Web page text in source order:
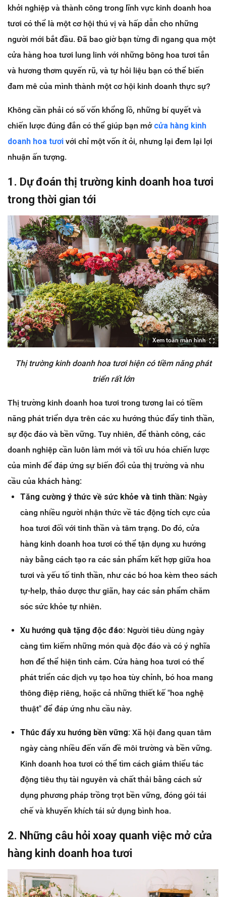
khởi nghiệp và thành công trong lĩnh vực kinh doanh hoa
tươi có thể là một cơ hội thú vị và hấp dẫn cho những
người mới bắt đầu. Đã bao giờ bạn từng đi ngang qua một
cửa hàng hoa tươi lung linh với những bông hoa tươi tắn
và hương thơm quyến rũ, và tự hỏi liệu bạn có thể biến
đam mê của mình thành một cơ hội kinh doanh thực sự?
Không cần phải có số vốn khổng lồ, những bí quyết và
chiến lược đúng đắn có thể giúp bạn mở cửa hàng kinh
doanh hoa tươi với chỉ một vốn ít ỏi, nhưng lại đem lại lợi
nhuận ấn tượng.
1. Dự đoán thị trường kinh doanh hoa tươi
trong thời gian tới
Xem toàn màn hình
Thị trường kinh doanh hoa tươi hiện có tiềm năng phát
triển rất lớn
Thị trường kinh doanh hoa tươi trong tương lai có tiềm
năng phát triển dựa trên các xu hướng thúc đẩy tinh thần,
sự độc đáo và bền vững. Tuy nhiên, để thành công, các
doanh nghiệp cần luôn làm mới và tối ưu hóa chiến lược
của mình để đáp ứng sự biến đổi của thị trường và nhu
cầu của khách hàng:
Tăng cường ý thức về sức khỏe và tinh thần: Ngày
càng nhiều người nhận thức về tác động tích cực của
hoa tươi đối với tinh thần và tâm trạng. Do đó, cửa
hàng kinh doanh hoa tươi có thể tận dụng xu hướng
này bằng cách tạo ra các sản phẩm kết hợp giữa hoa
tươi và yếu tố tinh thần, như các bó hoa kèm theo sách
tự-help, thảo dược thư giãn, hay các sản phẩm chăm
sóc sức khỏe tự nhiên.
Xu hướng quà tặng độc đáo: Người tiêu dùng ngày
càng tìm kiếm những món quà độc đáo và có ý nghĩa
hơn để thể hiện tình cảm. Cửa hàng hoa tươi có thể
phát triển các dịch vụ tạo hoa tùy chỉnh, bó hoa mang
thông điệp riêng, hoặc cả những thiết kế "hoa nghệ
thuật" để đáp ứng nhu cầu này.
Thúc đẩy xu hướng bền vững: Xã hội đang quan tâm
ngày càng nhiều đến vấn đề môi trường và bền vững.
Kinh doanh hoa tươi có thể tìm cách giảm thiểu tác
động tiêu thụ tài nguyên và chất thải bằng cách sử
dụng phương pháp trồng trọt bền vững, đóng gói tái
chế và khuyến khích tái sử dụng bình hoa.
2. Những câu hỏi xoay quanh việc mở cửa
hàng kinh doanh hoa tươi